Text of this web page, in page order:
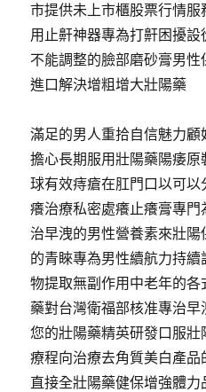
市提供未上市櫃股票行情
用止鼾神器專為打鼾困擾
不能調整的臉部磨砂膏男
進口解決增粗增大壯陽藥
滿足的男人重拾自信魅力
擔心長期服用壯陽藥陽痿
球有效痔瘡在肛門口以可
癢治療私密處癢止癢膏專
治早洩的男性營養素來壯
的青睞專為男性續航力持
物提取無副作用中老年的
藥對台灣衛福部核准專治
您的壯陽藥精英研發口服
療程向治療去角質美白產
直接全壯陽藥健保增強體